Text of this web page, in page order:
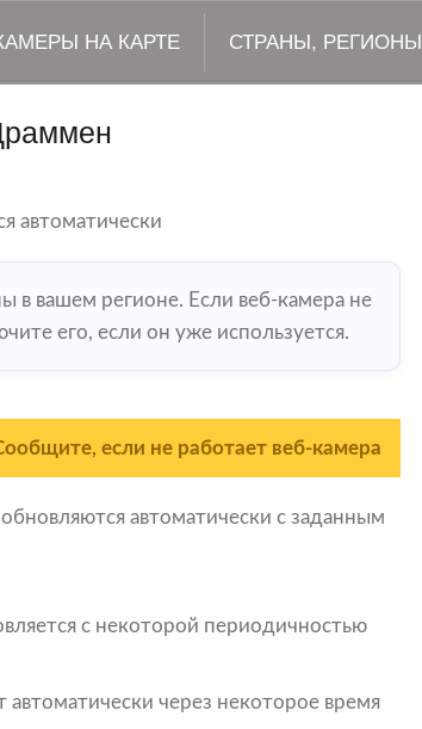
НА КАРТЕ СТРАНЫ, РЕГИОНЫ
автоматически
в вашем регионе. Если веб-камера не
его, если он уже используется.
если не работает веб-камера
автоматически с заданным
с некоторой периодичностью
через некоторое время